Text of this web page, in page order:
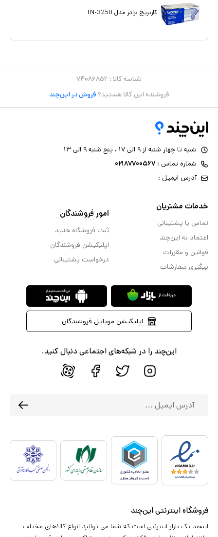
کارتریج برادر مدل TN-3250
شناسه کالا : ۷۴۰۸۶۸۵۲
فروشنده این کالا هستید؟ فروش در این‌چند
شنبه تا چهار شنبه از ۹ الی ۱۷ ، پنج شنبه ۹ الی ۱۳
شماره تماس : ۰۲۱۸۷۷۰۰۵۶۷
آدرس ایمیل :
خدمات مشتریان
تماس با پشتیبانی
اعتماد به این‌چند
قوانین و مقررات
پیگیری سفارشات
امور فروشندگان
ثبت فروشگاه جدید
اپلیکیشن فروشندگان
درخواست پشتیبانی
اپلیکیشن موبایل فروشندگان
این‌چند را در شبکه‌های اجتماعی دنبال کنید.
فروشگاه اینترنتی این‌چند
اینچند یک بازار اینترنتی است که شما می توانید انواع کالاهای مختلف